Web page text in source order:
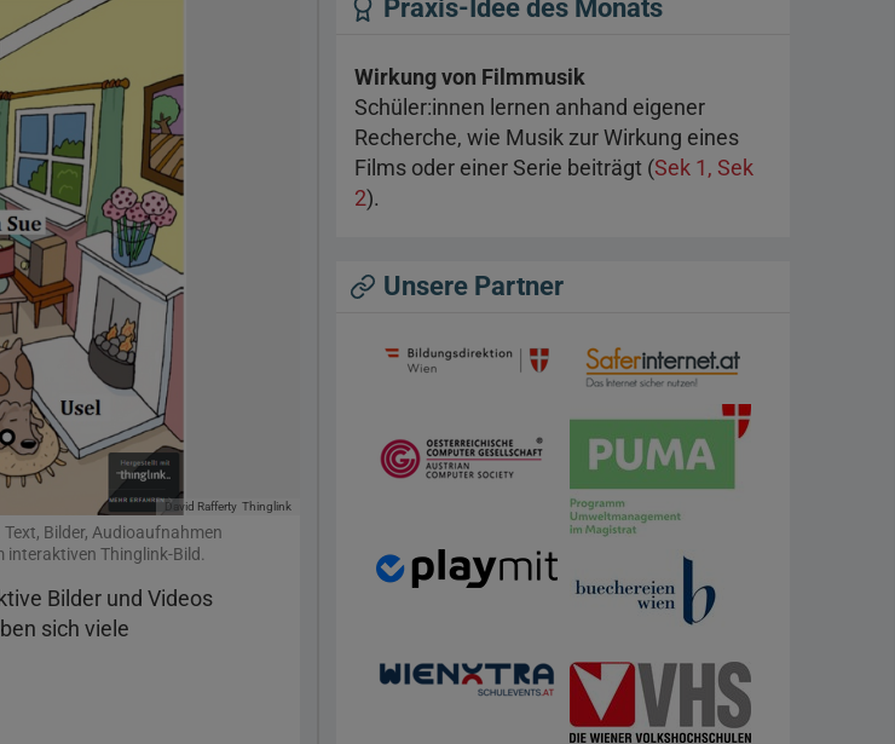
David Rafferty Thinglink
Bilder, Audioaufnahmen
interaktiven Thinglink-Bild.
Bilder und Videos
sich viele
Praxis-Idee des Monats
Wirkung von Filmmusik
Schüler:innen lernen anhand eigener
Recherche, wie Musik zur Wirkung eines
Films oder einer Serie beiträgt (Sek 1, Sek
2).
Unsere Partner